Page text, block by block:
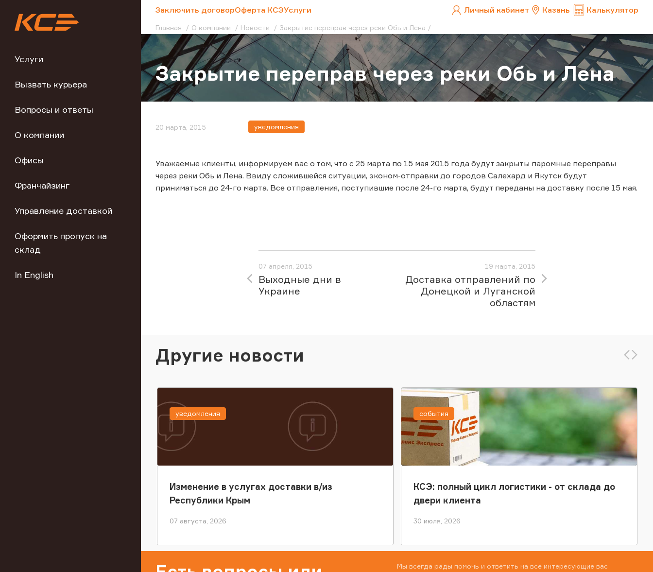
Услуги
Вызвать курьера
Вопросы и ответы
О компании
Офисы
Франчайзинг
Управление доставкой
Оформить пропуск на
склад
In English
Заключить договорОферта КСЭУслуги Личный кабинет Казань Калькулятор
Главная О компании Новости Закрытие переправ через реки Обь и Лена
Закрытие переправ через реки Обь и Лена
20 марта, 2015 уведомления
Уважаемые клиенты, информируем вас о том, что с 25 марта по 15 мая 2015 года будут закрыты паромные переправы
через реки Обь и Лена. Ввиду сложившейся ситуации, эконом-отправки до городов Салехард и Якутск будут
приниматься до 24-го марта. Все отправления, поступившие после 24-го марта, будут переданы на доставку после 15 мая.
07 апреля, 2015
Выходные дни в
Украине
19 марта, 2015
Доставка отправлений по
Донецкой и Луганской
областям
Другие новости
Изменение в услугах доставки в/из
Республики Крым
07 августа, 2026
уведомления
КСЭ: полный цикл логистики - от склада до
двери клиента
30 июля, 2026
события
Мы всегда рады помочь и ответить на все интересующие вас